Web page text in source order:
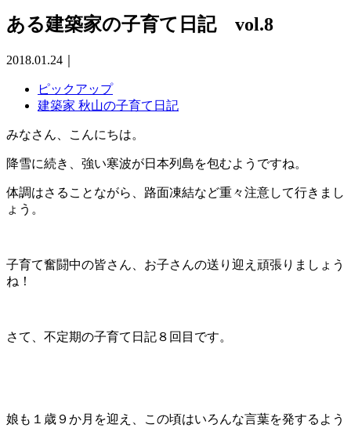
ある建築家の子育て日記 vol.8
2018.01.24
ピックアップ
建築家 秋山の子育て日記
みなさん、こんにちは。
降雪に続き、強い寒波が日本列島を包むようですね。
体調はさることながら、路面凍結など重々注意して行きまし
ょう。
子育て奮闘中の皆さん、お子さんの送り迎え頑張りましょう
ね！
さて、不定期の子育て日記８回目です。
娘も１歳９か月を迎え、この頃はいろんな言葉を発するよう